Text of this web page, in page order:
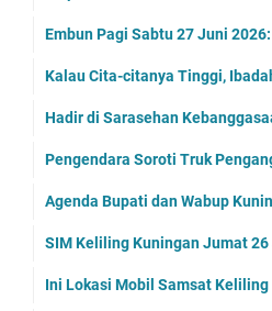
Embun Pagi Sabtu 27 Juni
Kalau Cita-citanya Tinggi,
Hadir di Sarasehan
Pengendara Soroti Truk
Agenda Bupati dan Wabup
SIM Keliling Kuningan Jumat 26
Ini Lokasi Mobil Samsat